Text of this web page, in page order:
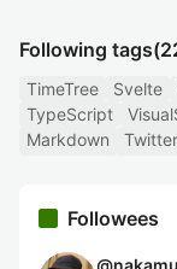
Following tags
TimeTree Svelte
TypeScript
Markdown
Twitter
Followees
@